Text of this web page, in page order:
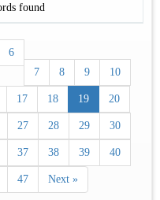
found
6
7
8 9 10
17 18 19 20
27 28 29 30
37 38 39 40
47 Next »